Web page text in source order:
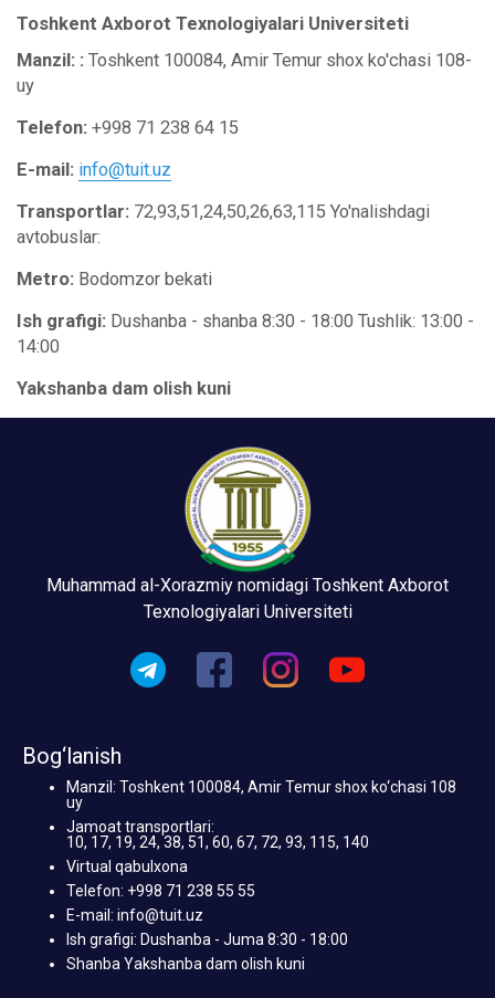
Toshkent Axborot Texnologiyalari Universiteti
Manzil: : Toshkent 100084, Amir Temur shox ko'chasi 108-
uy
Telefon: +998 71 238 64 15
E-mail: info@tuit.uz
Transportlar: 72,93,51,24,50,26,63,115 Yo'nalishdagi
avtobuslar:
Metro: Bodomzor bekati
Ish grafigi: Dushanba - shanba 8:30 - 18:00 Tushlik: 13:00 -
14:00
Yakshanba dam olish kuni
Muhammad al-Xorazmiy nomidagi Toshkent Axborot
Texnologiyalari Universiteti
Bog‘lanish
Manzil: Toshkent 100084, Amir Temur shox ko‘chasi 108
uy
Jamoat transportlari:
10, 17, 19, 24, 38, 51, 60, 67, 72, 93, 115, 140
Virtual qabulxona
Telefon: +998 71 238 55 55
E-mail: info@tuit.uz
Ish grafigi: Dushanba - Juma 8:30 - 18:00
Shanba Yakshanba dam olish kuni